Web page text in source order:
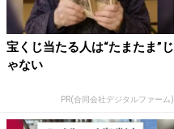
宝くじ当たる人は“たまたま”じ
ゃない
PR(合同会社デジタルファーム)